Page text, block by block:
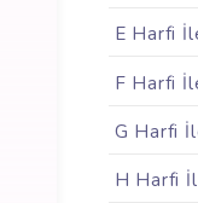
E Harfi
F Harfi
G Harfi
H Harfi